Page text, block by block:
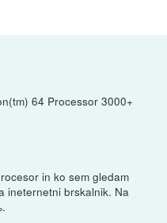
64 Processor 3000+
in ko sem gledam
ineternetni brskalnik. Na